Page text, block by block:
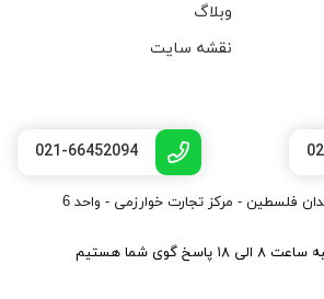
وبلاگ
نقشه سایت
021-66452094
فلسطین - مرکز تجارت خوارزمی - واحد 6
گوی شما هستیم